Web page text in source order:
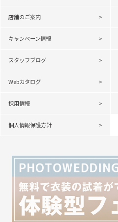
店舗のご案内
キャンペーン情報
スタッフブログ
Webカタログ
採用情報
個人情報保護方針